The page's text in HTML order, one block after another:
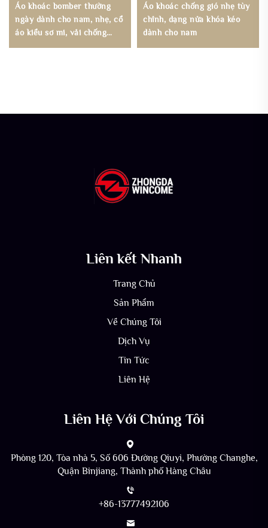
Áo khoác bomber thường
ngày dành cho nam, nhẹ, cổ
áo kiểu sơ mi, vải chống
Áo khoác chống gió nhẹ tùy
chỉnh, dạng nửa khóa kéo
dành cho nam
Liên kết Nhanh
Trang Chủ
Sản Phẩm
Về Chúng Tôi
Dịch Vụ
Tin Tức
Liên Hệ
Liên Hệ Với Chúng Tôi
Phòng 120, Tòa nhà 5, Số 606 Đường Qiuyi, Phường Changhe,
Quận Binjiang, Thành phố Hàng Châu
+86-13777492106